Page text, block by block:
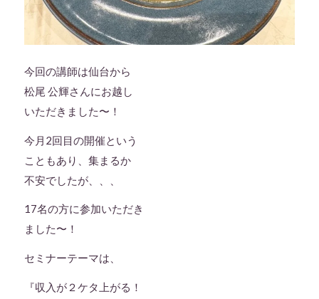
今回の講師は仙台から
松尾 公輝さんにお越し
いただきました〜！
今月2回目の開催という
こともあり、集まるか
不安でしたが、、、
17名の方に参加いただき
ました〜！
セミナーテーマは、
『収入が２ケタ上がる！